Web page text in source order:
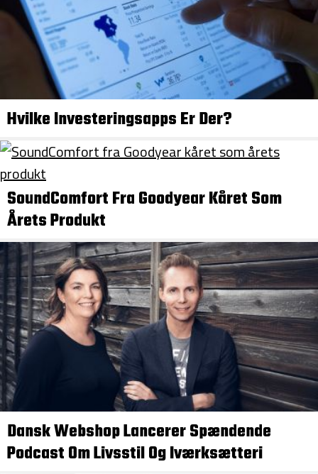
Hvilke Investeringsapps Er Der?
SoundComfort Fra Goodyear Kåret Som
Årets Produkt
Dansk Webshop Lancerer Spændende
Podcast Om Livsstil Og Iværksætteri